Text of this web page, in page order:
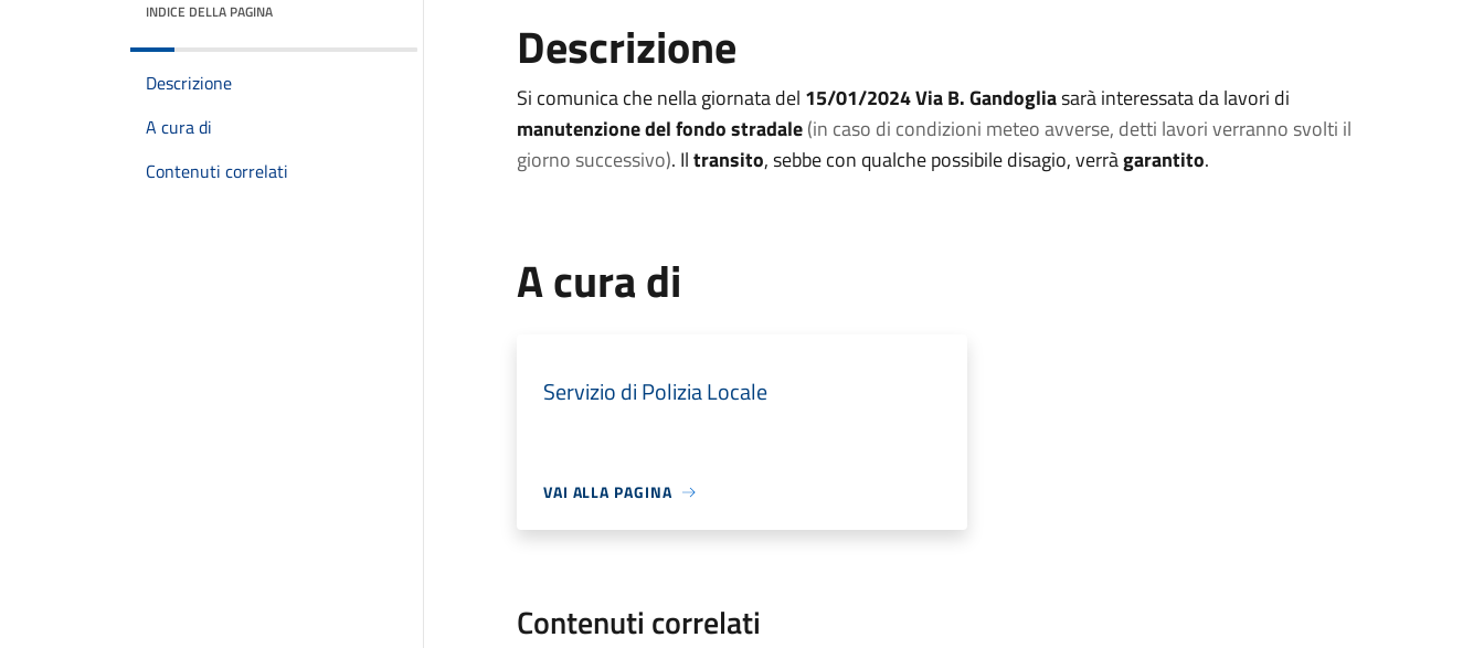
INDICE DELLA PAGINA
Descrizione
A cura di
Contenuti correlati
Descrizione
Si comunica che nella giornata del 15/01/2024 Via B. Gandogliasarà interessata da lavori di
manutenzione del fondo stradale(in caso di condizioni meteo avverse, detti lavori verranno svolti il
giorno successivo). Iltransito, sebbe con qualche possibile disagio, verràgarantito.
A cura di
Servizio di Polizia Locale
VAI ALLA PAGINA
Contenuti correlati